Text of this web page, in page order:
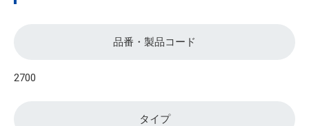
品番・製品コード
2700
タイプ